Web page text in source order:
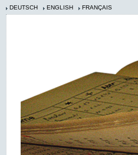
DEUTSCH ENGLISH FRANÇAIS